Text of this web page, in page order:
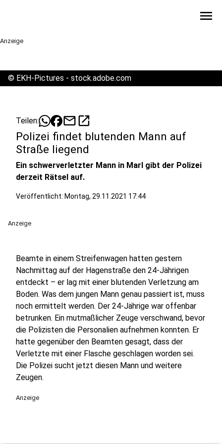
menu
Anzeige
© EKH-Pictures - stock.adobe.com
Teilen: mailopen_in_new
Polizei findet blutenden Mann auf
Straße liegend
Ein schwerverletzter Mann in Marl gibt der Polizei
derzeit Rätsel auf.
Veröffentlicht: Montag, 29.11.2021 17:44
Anzeige
Beamte in einem Streifenwagen hatten gestern
Nachmittag auf der Hagenstraße den 24-Jährigen
entdeckt – er lag mit einer blutenden Verletzung am
Boden. Was dem jungen Mann genau passiert ist, muss
noch ermittelt werden. Der 24-Jährige war offenbar
betrunken. Ein mutmaßlicher Zeuge verschwand, bevor
die Polizisten die Personalien aufnehmen konnten. Er
hatte gegenüber den Beamten gesagt, dass der
Verletzte mit einer Flasche geschlagen worden sei.
Die Polizei sucht jetzt diesen Mann und weitere
Zeugen.
Anzeige